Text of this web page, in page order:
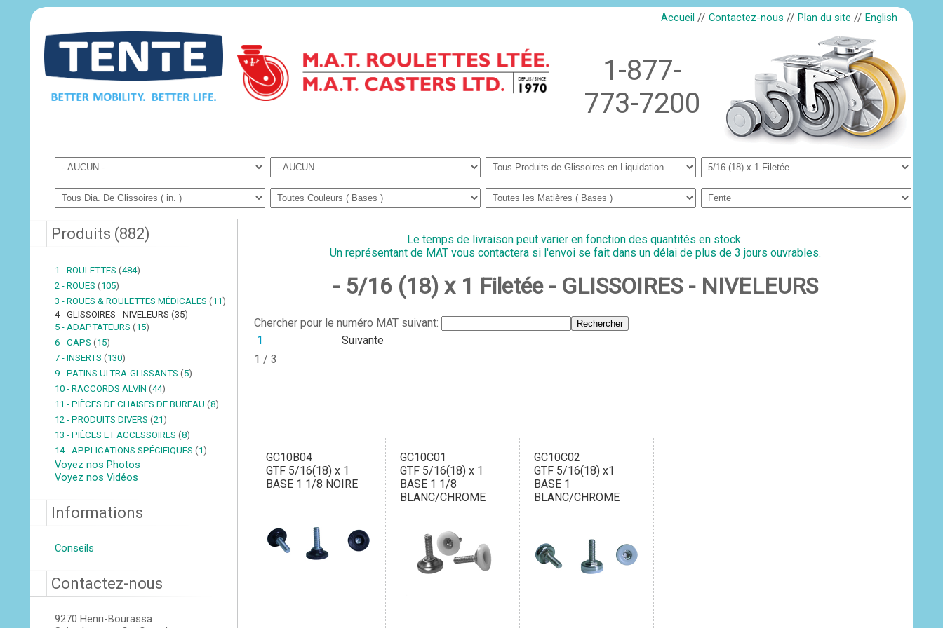
Accueil // Contactez-nous // Plan du site // English
1-877-
773-7200
Produits (882)
1 - ROULETTES (484)
2 - ROUES (105)
3 - ROUES & ROULETTES MÉDICALES (11)
4 - GLISSOIRES - NIVELEURS (35)
5 - ADAPTATEURS (15)
6 - CAPS (15)
7 - INSERTS (130)
9 - PATINS ULTRA-GLISSANTS (5)
10 - RACCORDS ALVIN (44)
11 - PIÈCES DE CHAISES DE BUREAU (8)
12 - PRODUITS DIVERS (21)
13 - PIÈCES ET ACCESSOIRES (8)
14 - APPLICATIONS SPÉCIFIQUES (1)
Voyez nos Photos
Voyez nos Vidéos
Informations
Conseils
Contactez-nous
9270 Henri-Bourassa
Le temps de livraison peut varier en fonction des quantités en stock.
Un représentant de MAT vous contactera si l'envoi se fait dans un délai de plus de 3 jours ouvrables.
- 5/16 (18) x 1 Filetée - GLISSOIRES - NIVELEURS
Chercher pour le numéro MAT suivant:
1
Suivante
1 / 3
GC10B04
GTF 5/16(18) x 1
BASE 1 1/8 NOIRE
GC10C01
GTF 5/16(18) x 1
BASE 1 1/8
BLANC/CHROME
GC10C02
GTF 5/16(18) x1
BASE 1
BLANC/CHROME